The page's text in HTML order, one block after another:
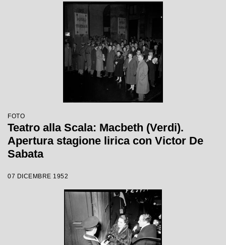
FOTO
Teatro alla Scala: Macbeth (Verdi).
Apertura stagione lirica con Victor De
Sabata
07 DICEMBRE 1952